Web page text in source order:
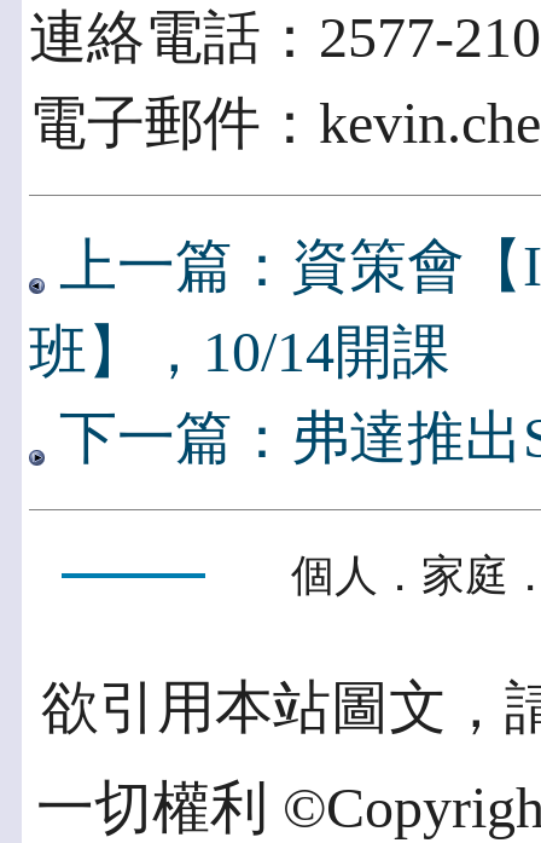
連絡電話：2577-
電子郵件：
上一篇：資策會
班】，10/14開課
下一篇：弗達推出
個人．家庭
欲引用本站圖文，
一切權利